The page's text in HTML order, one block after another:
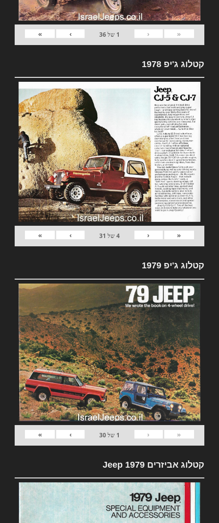
«
‹
1 של36
›
»
קטלוג ג'יפ 1978
«
‹
4של 31
›
»
קטלוג ג'יפ 1979
«
‹
1 של30
›
»
קטלוג אביזרים 1979 Jeep